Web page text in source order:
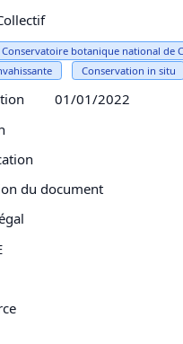
Conservatoire botanique national de
Conservation in situ
01/01/2022
du document